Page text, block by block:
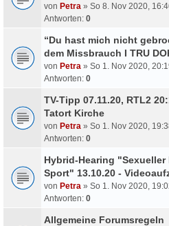
von Petra » So 8. Nov 2020,
Antworten: 0
“Du hast mich nicht
dem Missbrauch I TRU
von Petra » So 1. Nov 2020,
Antworten: 0
TV-Tipp 07.11.20, RTL2
Tatort Kirche
von Petra » So 1. Nov 2020,
Antworten: 0
Hybrid-Hearing
Sport" 13.10.20 -
von Petra » So 1. Nov 2020,
Antworten: 0
Allgemeine Forumsregeln